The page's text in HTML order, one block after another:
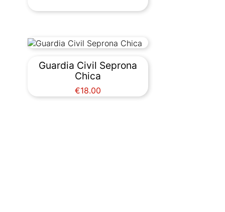
Guardia Civil Seprona
Chica
Price
€18.00